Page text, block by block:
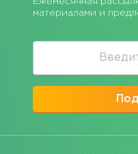
материалами и